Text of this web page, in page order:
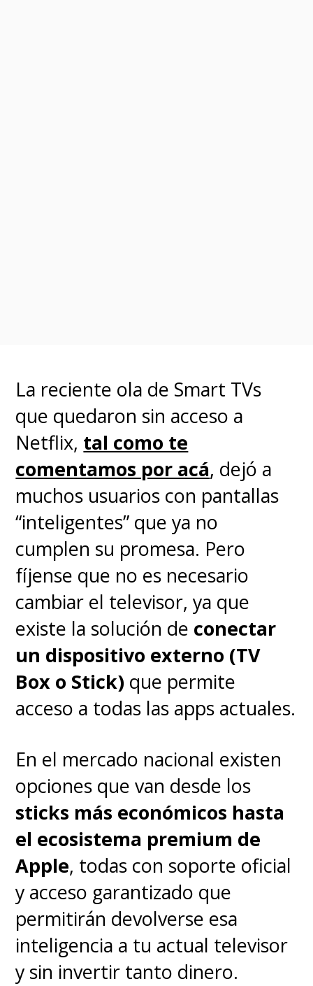
es real.
Esa simplificación ignora
que Sony mantiene casi la mitad
de la nueva empresa y que
alianza está diseñada para
potenciar la marca BRAVIA,
no para desaparecerla. Este
tipo de lecturas superficiales,
que se limitan a copiar y pegar
comunicados sin análisis,
terminan confundiendo a la
audiencia y restando valor a la
discusión tecnológica.
La reciente ola de Smart TVs
que quedaron sin acceso a
Netflix, tal como te
comentamos por acá, dejó a
muchos usuarios con pantallas
“inteligentes” que ya no
cumplen su promesa. Pero
fíjense que no es necesario
cambiar el televisor, ya que
existe la solución de conectar
un dispositivo externo (TV
Box o Stick) que permite
acceso a todas las apps actuales.
En el mercado nacional existen
opciones que van desde los
sticks más económicos hasta
el ecosistema premium de
Apple, todas con soporte oficial
y acceso garantizado que
permitirán devolverse esa
inteligencia a tu actual televisor
y sin invertir tanto dinero.